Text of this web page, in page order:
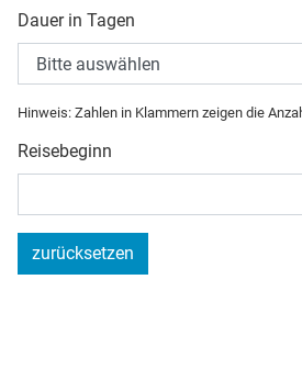
Dauer in Tagen
Hinweis: Zahlen in Klammern zeigen die
Reisebeginn
zurücksetzen